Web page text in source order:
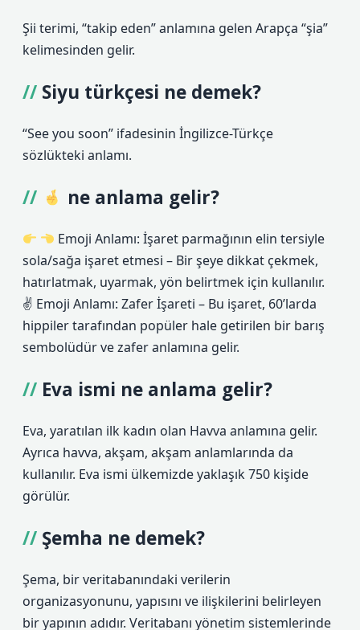
Şii terimi, “takip eden” anlamına gelen Arapça “şia”
kelimesinden gelir.
Siyu türkçesi ne demek?
“See you soon” ifadesinin İngilizce-Türkçe
sözlükteki anlamı.
ne anlama gelir?
Emoji Anlamı: İşaret parmağının elin tersiyle
sola/sağa işaret etmesi – Bir şeye dikkat çekmek,
hatırlatmak, uyarmak, yön belirtmek için kullanılır.
✌ Emoji Anlamı: Zafer İşareti – Bu işaret, 60’larda
hippiler tarafından popüler hale getirilen bir barış
sembolüdür ve zafer anlamına gelir.
Eva ismi ne anlama gelir?
Eva, yaratılan ilk kadın olan Havva anlamına gelir.
Ayrıca havva, akşam, akşam anlamlarında da
kullanılır. Eva ismi ülkemizde yaklaşık 750 kişide
görülür.
Şemha ne demek?
Şema, bir veritabanındaki verilerin
organizasyonunu, yapısını ve ilişkilerini belirleyen
bir yapının adıdır. Veritabanı yönetim sistemlerinde